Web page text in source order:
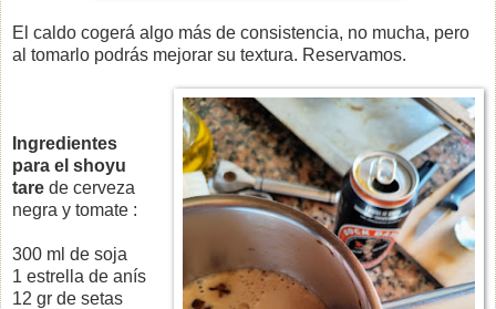
El caldo cogerá algo más de consistencia, no mucha, pero
al tomarlo podrás mejorar su textura. Reservamos.
Ingredientes
para el shoyu
tare de cerveza
negra y tomate :
300 ml de soja
1 estrella de anís
12 gr de setas